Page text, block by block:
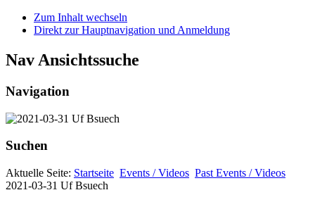
Zum Inhalt wechseln
Direkt zur Hauptnavigation und Anmeldung
Nav Ansichtssuche
Navigation
Suchen
Aktuelle Seite: Startseite Events / Videos Past Events / Videos
2021-03-31 Uf Bsuech